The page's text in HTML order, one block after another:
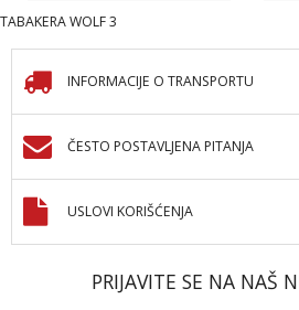
TABAKERA WOLF 3
INFORMACIJE O TRANSPORTU
ČESTO POSTAVLJENA PITANJA
USLOVI KORIŠĆENJA
PRIJAVITE SE NA NAŠ